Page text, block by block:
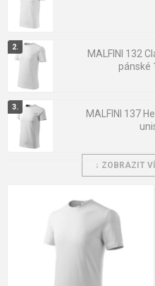
MALFINI 132
pánské
MALFINI 137
MALFINI 120
MALFINI 303
↓ ZOBRAZIT